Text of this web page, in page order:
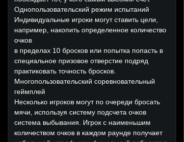
Однопользовательский режим испытаний
Индивидуальные игроки могут ставить цели,
например, накопить определенное количество
очков
в пределах 10 бросков или попытка попасть в
специальное призовое отверстие подряд
практиковать точность бросков.
Многопользовательский соревновательный
геймплей
Несколько игроков могут по очереди бросать
мячи, используя систему подсчета очков
система выбывания. Игрок с наименьшим
количеством очков в каждом раунде получает